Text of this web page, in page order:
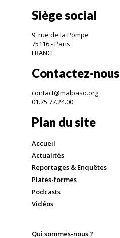
Siège social
9, rue de la Pompe
75116 - Paris
FRANCE
Contactez-nous
contact@malpaso.org
01.75.77.24.00
Plan du site
Accueil
Actualités
Reportages & Enquêtes
Plates-formes
Podcasts
Vidéos
Qui sommes-nous ?